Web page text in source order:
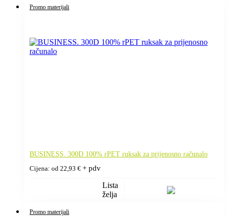
Promo materijali
BUSINESS. 300D 100% rPET ruksak za prijenosno računalo
Cijena: od 22,93 € + pdv
Lista
želja
Promo materijali